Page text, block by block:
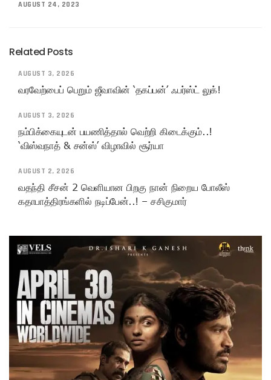
AUGUST 24, 2023
Related Posts
AUGUST 3, 2026
வரவேற்பைப் பெறும் ஜீவாவின் ‘தகப்பன்’ ஃபர்ஸ்ட் லுக்!
AUGUST 3, 2026
நம்பிக்கையுடன் பயணித்தால் வெற்றி கிடைக்கும்..!
‘விஸ்வநாத் & சன்ஸ்’ விழாவில் சூர்யா
AUGUST 2, 2026
வதந்தி சீசன் 2 வெளியான பிறகு நான் நிறைய போலீஸ்
கதாபாத்திரங்களில் நடிப்பேன்..! – சசிகுமார்